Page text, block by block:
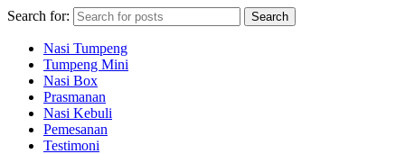
Search for: Search
Nasi Tumpeng
Tumpeng Mini
Nasi Box
Prasmanan
Nasi Kebuli
Pemesanan
Testimoni